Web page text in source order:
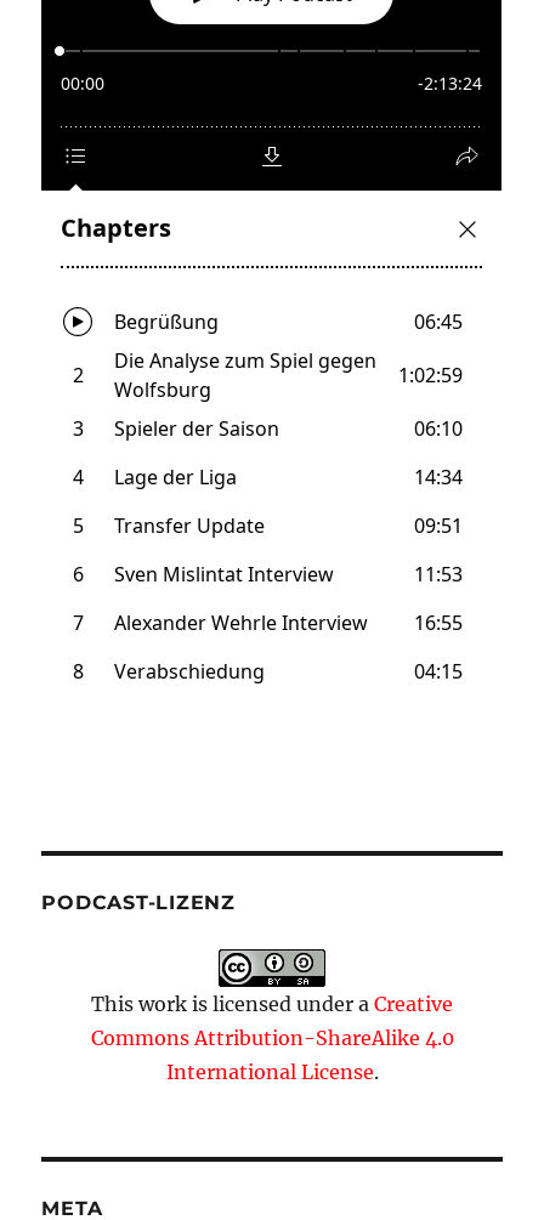
PODCAST-LIZENZ
This work is licensed under a Creative
Commons Attribution-ShareAlike 4.0
International License.
META